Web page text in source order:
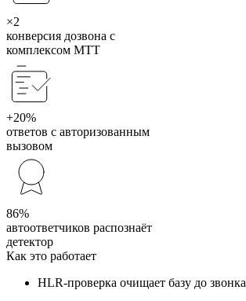
×2
конверсия дозвона с
комплексом МТТ
+20%
ответов с авторизованным
вызовом
86%
автоответчиков распознаёт
детектор
Как это работает
HLR-проверка очищает базу до звонка